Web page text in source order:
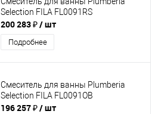
Selection FILA FL0091RS
200 283 ₽/ шт
Подробнее
Смеситель для ванны Plumberia
Selection FILA FL0091OB
196 257 ₽/ шт